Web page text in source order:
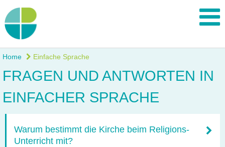
Home Einfache Sprache
FRAGEN UND ANTWORTEN IN
EINFACHER SPRACHE
Warum bestimmt die Kirche beim Religions-
Unterricht mit?